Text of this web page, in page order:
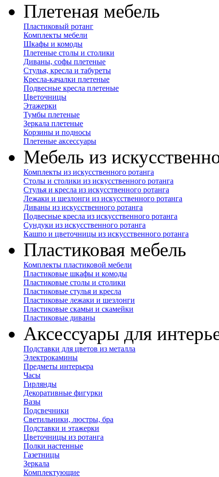
Плетеная мебель
Пластиковый ротанг
Комплекты мебели
Шкафы и комоды
Плетеные столы и столики
Диваны, софы плетеные
Стулья, кресла и табуреты
Кресла-качалки плетеные
Подвесные кресла плетеные
Цветочницы
Этажерки
Тумбы плетеные
Зеркала плетеные
Корзины и подносы
Плетеные аксессуары
Мебель из
Комплекты из искусственного ротанга
Столы и столики из искусственного ротанга
Стулья и кресла из искусственного ротанга
Лежаки и шезлонги из искусственного ротанга
Диваны из искусственного ротанга
Подвесные кресла из искусственного ротанга
Сундуки из искусственного ротанга
Кашпо и цветочницы из искусственного ротанга
Пластиковая мебель
Комплекты пластиковой мебели
Пластиковые шкафы и комоды
Пластиковые столы и столики
Пластиковые стулья и кресла
Пластиковые лежаки и шезлонги
Пластиковые скамьи и скамейки
Пластиковые диваны
Аксессуары для
Подставки для цветов из металла
Электрокамины
Предметы интерьера
Часы
Гирлянды
Декоративные фигурки
Вазы
Подсвечники
Светильники, люстры, бра
Подставки и этажерки
Цветочницы из ротанга
Полки настенные
Газетницы
Зеркала
Комплектующие